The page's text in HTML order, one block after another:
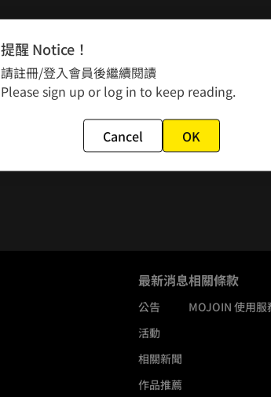
最新消息
公告
活動
相關新聞
作品推薦
相關條款
MOJOIN 使用服
提醒 Notice！
請註冊/登入會員後繼續閱讀
Please sign up or log in to keep reading.
Cancel OK